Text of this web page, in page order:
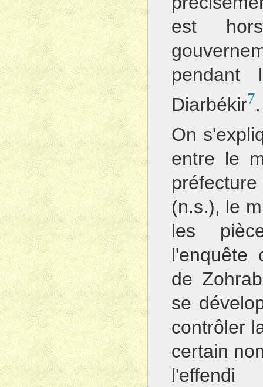
est
Diarbékir7
On
entre le
(n.s.), le
les
l'enquête
de
se
contrôler
certain
l'effendi